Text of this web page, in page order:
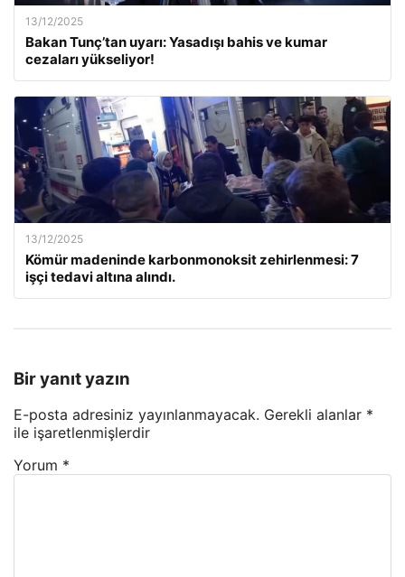
13/12/2025
Bakan Tunç’tan uyarı: Yasadışı bahis ve kumar
cezaları yükseliyor!
13/12/2025
Kömür madeninde karbonmonoksit zehirlenmesi: 7
işçi tedavi altına alındı.
Bir yanıt yazın
E-posta adresiniz yayınlanmayacak. Gerekli alanlar *
ile işaretlenmişlerdir
Yorum *